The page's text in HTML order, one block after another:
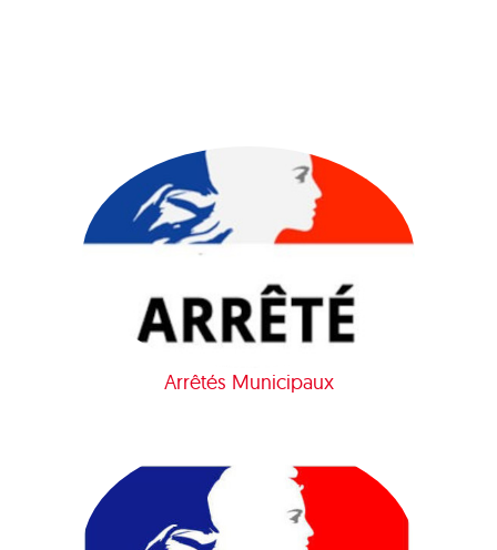
Arrêtés Municipaux